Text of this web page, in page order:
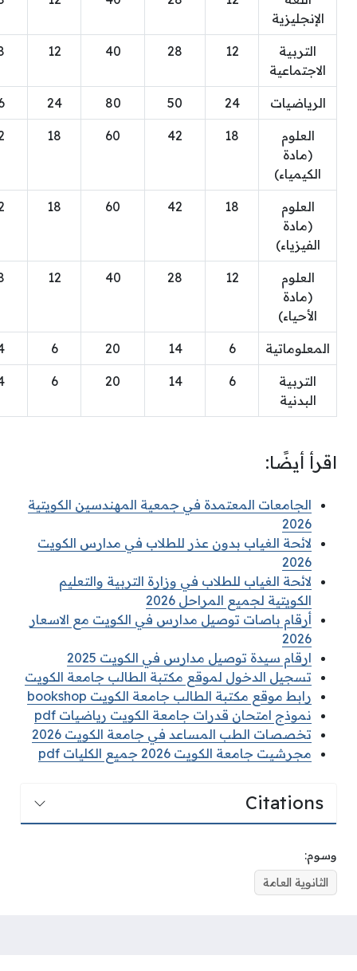
الإنجليزية
التربية
الاجتماعية
12
28
40
12
الرياضيات 24
50
80
24
العلوم
(مادة
الكيمياء)
18
42
60
18
العلوم
(مادة
الفيزياء)
18
42
60
18
العلوم
(مادة
الأحياء)
12
28
40
12
المعلوماتية 6
14
20
6
التربية
البدنية
6
14
20
6
اقرأ أيضًا:
الجامعات المعتمدة في جمعية المهندسين الكويتية
2026
لائحة الغياب بدون عذر للطلاب في مدارس الكويت
2026
لائحة الغياب للطلاب في وزارة التربية والتعليم
الكويتية لجميع المراحل 2026
أرقام باصات توصيل مدارس في الكويت مع الاسعار
2026
ارقام سيدة توصيل مدارس في الكويت 2025
تسجيل الدخول لموقع مكتبة الطالب جامعة الكويت
رابط موقع مكتبة الطالب جامعة الكويت bookshop
نموذج امتحان قدرات جامعة الكويت رياضيات pdf
تخصصات الطب المساعد في جامعة الكويت 2026
مجرشيت جامعة الكويت 2026 جميع الكليات pdf
Citations
وسوم:
الثانوية العامة